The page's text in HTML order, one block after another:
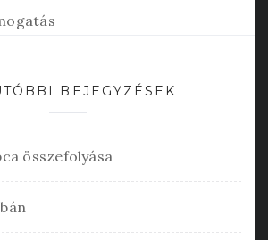
BEJEGYZÉSEK
összefolyása